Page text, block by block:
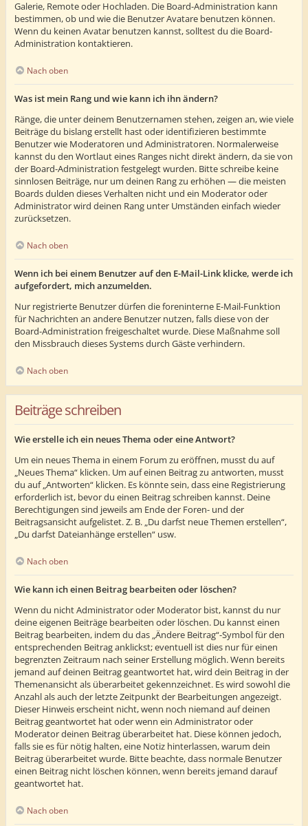
Galerie, Remote oder Hochladen. Die Board-Administration kann
bestimmen, ob und wie die Benutzer Avatare benutzen können.
Wenn du keinen Avatar benutzen kannst, solltest du die Board-
Administration kontaktieren.
Nach oben
Was ist mein Rang und wie kann ich ihn ändern?
Ränge, die unter deinem Benutzernamen stehen, zeigen an, wie viele
Beiträge du bislang erstellt hast oder identifizieren bestimmte
Benutzer wie Moderatoren und Administratoren. Normalerweise
kannst du den Wortlaut eines Ranges nicht direkt ändern, da sie von
der Board-Administration festgelegt wurden. Bitte schreibe keine
sinnlosen Beiträge, nur um deinen Rang zu erhöhen — die meisten
Boards dulden dieses Verhalten nicht und ein Moderator oder
Administrator wird deinen Rang unter Umständen einfach wieder
zurücksetzen.
Nach oben
Wenn ich bei einem Benutzer auf den E-Mail-Link klicke, werde ich
aufgefordert, mich anzumelden.
Nur registrierte Benutzer dürfen die foreninterne E-Mail-Funktion
für Nachrichten an andere Benutzer nutzen, falls diese von der
Board-Administration freigeschaltet wurde. Diese Maßnahme soll
den Missbrauch dieses Systems durch Gäste verhindern.
Nach oben
Beiträge schreiben
Wie erstelle ich ein neues Thema oder eine Antwort?
Um ein neues Thema in einem Forum zu eröffnen, musst du auf
„Neues Thema“ klicken. Um auf einen Beitrag zu antworten, musst
du auf „Antworten“ klicken. Es könnte sein, dass eine Registrierung
erforderlich ist, bevor du einen Beitrag schreiben kannst. Deine
Berechtigungen sind jeweils am Ende der Foren- und der
Beitragsansicht aufgelistet. Z. B. „Du darfst neue Themen erstellen“,
„Du darfst Dateianhänge erstellen“ usw.
Nach oben
Wie kann ich einen Beitrag bearbeiten oder löschen?
Wenn du nicht Administrator oder Moderator bist, kannst du nur
deine eigenen Beiträge bearbeiten oder löschen. Du kannst einen
Beitrag bearbeiten, indem du das „Ändere Beitrag“-Symbol für den
entsprechenden Beitrag anklickst; eventuell ist dies nur für einen
begrenzten Zeitraum nach seiner Erstellung möglich. Wenn bereits
jemand auf deinen Beitrag geantwortet hat, wird dein Beitrag in der
Themenansicht als überarbeitet gekennzeichnet. Es wird sowohl die
Anzahl als auch der letzte Zeitpunkt der Bearbeitungen angezeigt.
Dieser Hinweis erscheint nicht, wenn noch niemand auf deinen
Beitrag geantwortet hat oder wenn ein Administrator oder
Moderator deinen Beitrag überarbeitet hat. Diese können jedoch,
falls sie es für nötig halten, eine Notiz hinterlassen, warum dein
Beitrag überarbeitet wurde. Bitte beachte, dass normale Benutzer
einen Beitrag nicht löschen können, wenn bereits jemand darauf
geantwortet hat.
Nach oben